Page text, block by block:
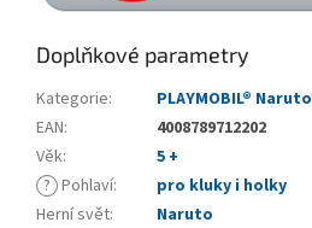
Doplňkové parametry
Kategorie:
PLAYMOBIL® Naruto
EAN:
4008789712202
Věk:
5 +
? Pohlaví:
pro kluky i holky
Herní svět:
Naruto